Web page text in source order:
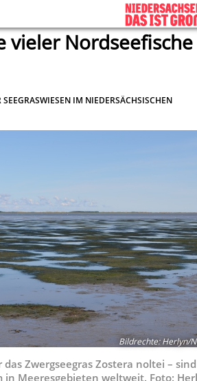
vieler
IM NIEDERSÄCHSISCHEN
Bildrechte:Herlyn/
das Zwergseegras Zostera noltei –
in Meeresgebieten weltweit. Foto: